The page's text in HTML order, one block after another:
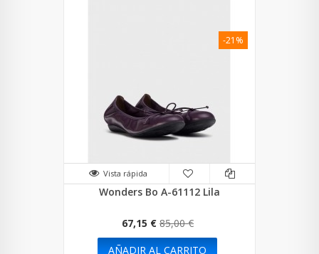
Vista rápida
Wonders Bo A-61112 Lila
67,15 € 85,00 €
-21%
AÑADIR AL CARRITO